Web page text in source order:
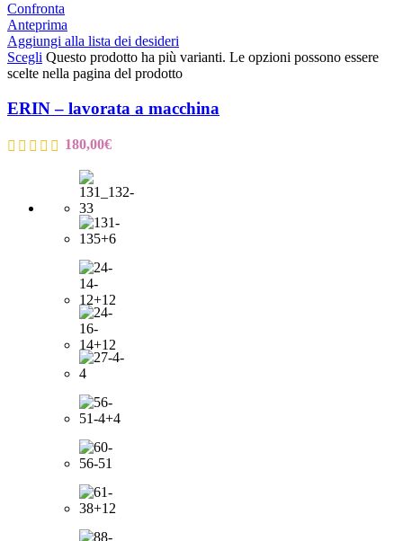
Confronta
Anteprima
Aggiungi alla lista dei desideri
Scegli Questo prodotto ha più varianti. Le opzioni possono essere
scelte nella pagina del prodotto
ERIN – lavorata a macchina
180,00€